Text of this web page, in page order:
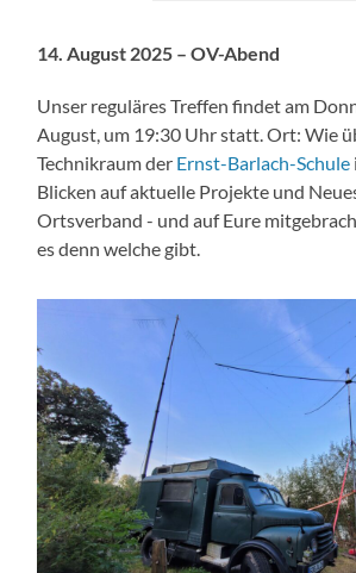
14. August 2025 – OV-Abend
Unser reguläres Treffen findet am
August, um 19:30 Uhr statt. Ort: Wie
Technikraum der Ernst-Barlach-Schule
Blicken auf aktuelle Projekte und
Ortsverband - und auf Eure
es denn welche gibt.